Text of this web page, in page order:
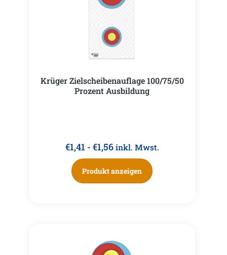
Krüger Zielscheibenauflage 100/75/50
Prozent Ausbildung
€1,41 - €1,56 inkl. Mwst.
Produkt anzeigen